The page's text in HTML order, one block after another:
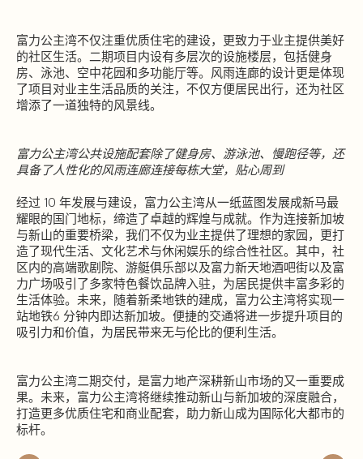
富力公主湾不仅注重优质住宅的建设，更致力于业主提供美好
的社区生活。二期项目内设有多层次的设施楼层，包括健身
房、泳池、空中花园和多功能厅等。风雨连廊的设计更是体现
了项目对业主生活品质的关注，不仅方便居民出行，还为社区
增添了一道独特的风景线。
富力公主湾公共设施配套除了健身房、游泳池、慢跑径等，还
具备了人性化的风雨连廊连接每栋大堂，贴心周到
经过 10 年发展与建设，富力公主湾从一纸蓝图发展成新马最
耀眼的国门地标，缔造了卓越的辉煌与成就。作为连接新加坡
与新山的重要桥梁，我们不仅为业主提供了理想的家园，更打
造了现代生活、文化艺术与休闲娱乐的综合性社区。其中，社
区内的高端歌剧院、游艇俱乐部以及富力新天地酒吧街以及富
力广场吸引了多家特色餐饮品牌入驻，为居民提供丰富多彩的
生活体验。未来，随着新柔地铁的建成，富力公主湾将实现一
站地铁6 分钟内即达新加坡。便捷的交通将进一步提升项目的
吸引力和价值，为居民带来无与伦比的便利生活。
富力公主湾二期交付，是富力地产深耕新山市场的又一重要成
果。未来，富力公主湾将继续推动新山与新加坡的深度融合，
打造更多优质住宅和商业配套，助力新山成为国际化大都市的
标杆。